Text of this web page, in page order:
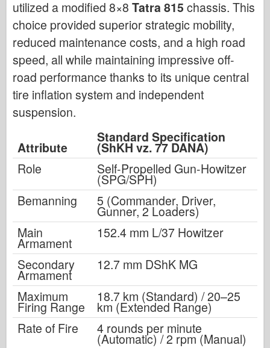
utilized a modified 8×8 Tatra 815 chassis. This
choice provided superior strategic mobility,
reduced maintenance costs, and a high road
speed, all while maintaining impressive off-
road performance thanks to its unique central
tire inflation system and independent
suspension.
Attribute
Standard Specification
(ShKH vz. 77 DANA)
Role
Self-Propelled Gun-Howitzer
(SPG/SPH)
Bemanning
5 (Commander, Driver,
Gunner, 2 Loaders)
Main
Armament
152.4 mm L/37 Howitzer
Secondary
Armament
12.7 mm DShK MG
Maximum
Firing Range
18.7 km (Standard) / 20–25
km (Extended Range)
Rate of Fire
4 rounds per minute
(Automatic) / 2 rpm (Manual)